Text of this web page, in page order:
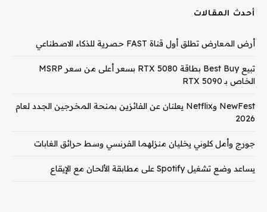
أحدث المقالات
أرض المعارض تطلق أول قناة FAST حصرية للذكاء الاصطناعي
تبيع Best Buy بطاقة RTX 5080 بسعر أعلى من سعر MSRP
الخاص بـ RTX 5090
NewFest وNetflix يعلنان عن الفائزين بمنحة المخرجين الجدد لعام
2026
جورج وأمل كلوني يخليان منزلهما الفرنسي وسط حرائق الغابات
يساعد وضع تشغيل Spotify على مطابقة الألحان مع الإيقاع